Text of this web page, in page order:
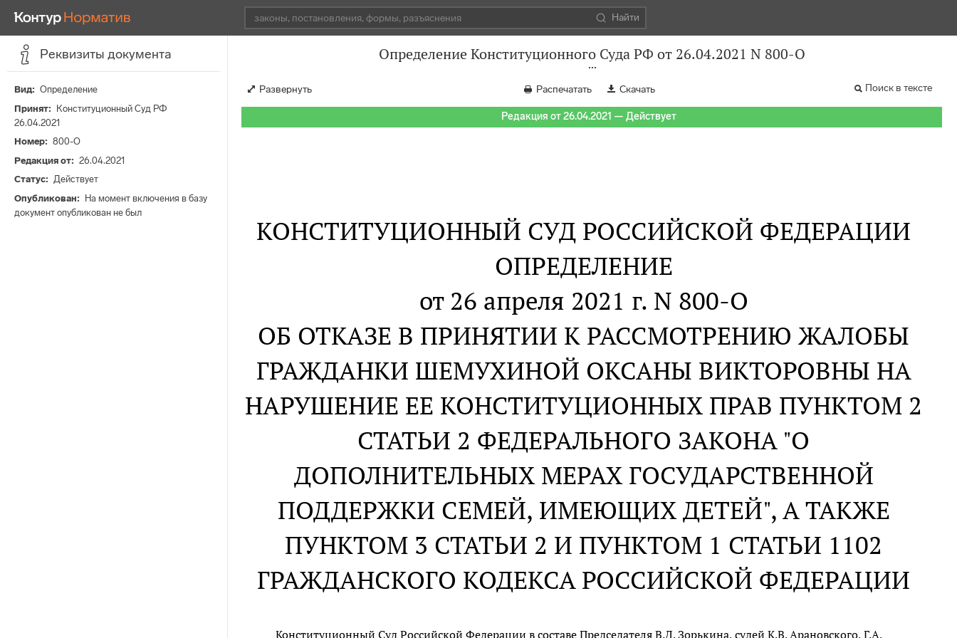
Найти
Реквизиты документа
Вид
Определение
Принят
Конституционный Суд РФ
26.04.2021
Номер
800-О
Редакция от
26.04.2021
Статус
Действует
Опубликован
На момент включения в базу
документ опубликован не был
Определение Конституционного Суда РФ от 26.04.2021 N 800-О
Развернуть Распечатать Скачать Поиск в тексте
Редакция от 26.04.2021 — Действует
КОНСТИТУЦИОННЫЙ СУД РОССИЙСКОЙ ФЕДЕРАЦИИ
ОПРЕДЕЛЕНИЕ
от 26 апреля 2021 г. N 800-О
ОБ ОТКАЗЕ В ПРИНЯТИИ К РАССМОТРЕНИЮ ЖАЛОБЫ
ГРАЖДАНКИ ШЕМУХИНОЙ ОКСАНЫ ВИКТОРОВНЫ НА
НАРУШЕНИЕ ЕЕ КОНСТИТУЦИОННЫХ ПРАВ ПУНКТОМ 2
СТАТЬИ 2 ФЕДЕРАЛЬНОГО ЗАКОНА "О
ДОПОЛНИТЕЛЬНЫХ МЕРАХ ГОСУДАРСТВЕННОЙ
ПОДДЕРЖКИ СЕМЕЙ, ИМЕЮЩИХ ДЕТЕЙ", А ТАКЖЕ
ПУНКТОМ 3 СТАТЬИ 2 И ПУНКТОМ 1 СТАТЬИ 1102
ГРАЖДАНСКОГО КОДЕКСА РОССИЙСКОЙ ФЕДЕРАЦИИ
Конституционный Суд Российской Федерации в составе Председателя В.Д. Зорькина, судей К.В. Арановского, Г.А.